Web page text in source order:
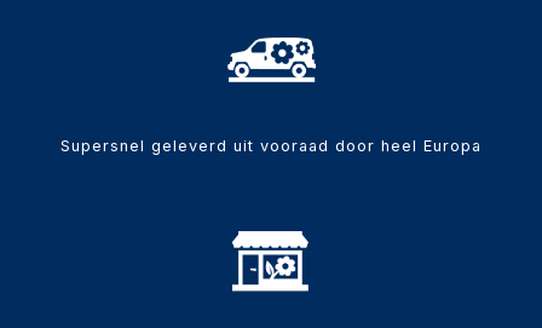
Supersnel geleverd uit vooraad door heel Europa